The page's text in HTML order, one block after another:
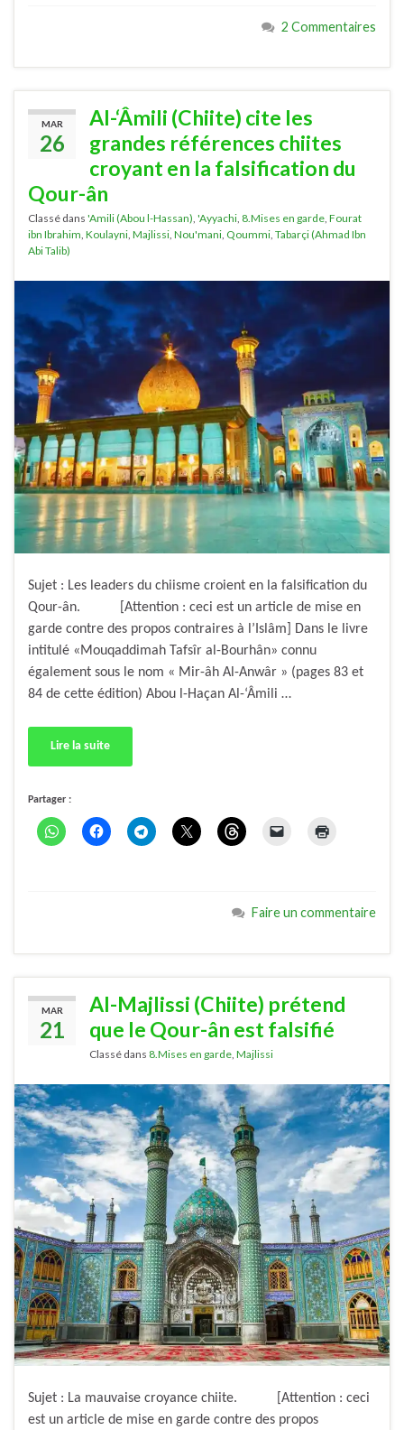
2 Commentaires
MAR
26
Al-‘Âmili (Chiite) cite les
grandes références chiites
croyant en la falsification du
Qour-ân
Classé dans 'Amili (Abou l-Hassan), 'Ayyachi, 8.Mises en garde, Fourat
ibn Ibrahim, Koulayni, Majlissi, Nou'mani, Qoummi, Tabarçi (Ahmad Ibn
Abi Talib)
Sujet : Les leaders du chiisme croient en la falsification du
Qour-ân. [Attention : ceci est un article de mise en
garde contre des propos contraires à l’Islâm] Dans le livre
intitulé «Mouqaddimah Tafsîr al-Bourhân» connu
également sous le nom « Mir-âh Al-Anwâr » (pages 83 et
84 de cette édition) Abou l-Haçan Al-‘Âmili …
Lire la suite
Partager :
Faire un commentaire
MAR
21
Al-Majlissi (Chiite) prétend
que le Qour-ân est falsifié
Classé dans 8.Mises en garde Majlissi
Sujet : La mauvaise croyance chiite. [Attention : ceci
est un article de mise en garde contre des propos